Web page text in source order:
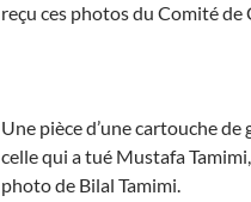
reçu ces photos du Comité
Une pièce d’une cartouche
celle qui a tué Mustafa
photo de Bilal Tamimi.